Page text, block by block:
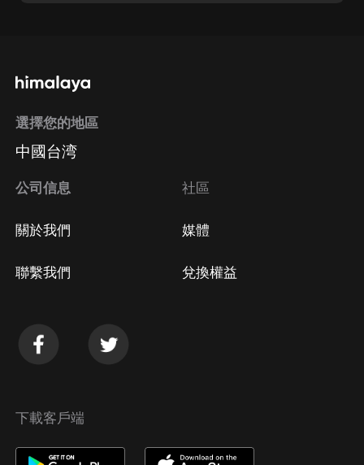
選擇您的地區
中國台湾
公司信息
關於我們
聯繫我們
社區
媒體
兌換權益
下載客戶端